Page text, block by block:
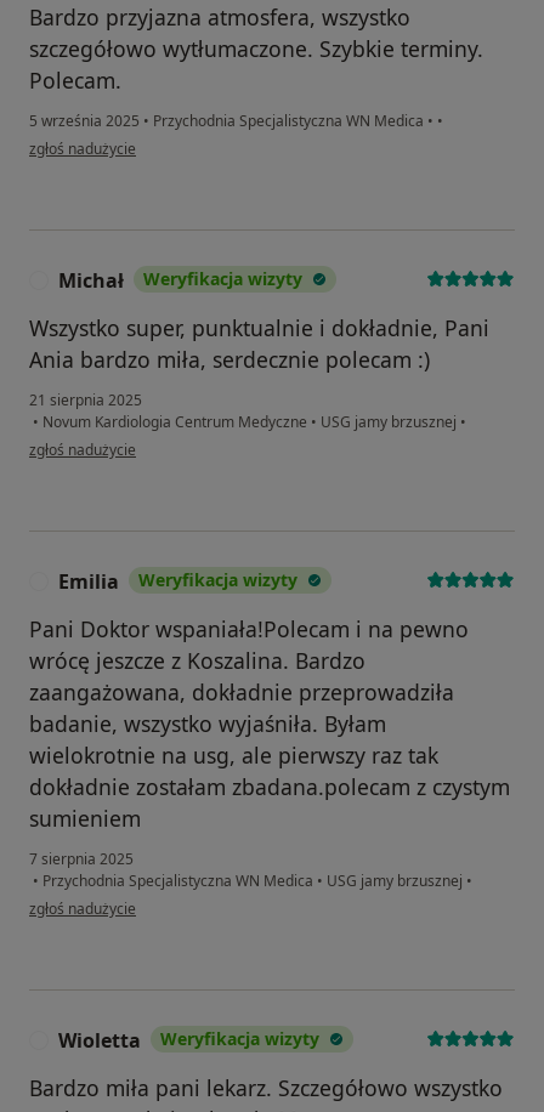
Bardzo przyjazna atmosfera, wszystko
szczegółowo wytłumaczone. Szybkie terminy.
Polecam.
5 września 2025 • Przychodnia Specjalistyczna WN Medica • •
w opinii użytkownika Michał
zgłoś nadużycie
Michał Weryfikacja wizyty
Wszystko super, punktualnie i dokładnie, Pani
Ania bardzo miła, serdecznie polecam :)
21 sierpnia 2025
• Novum Kardiologia Centrum Medyczne • USG jamy brzusznej •
w opinii użytkownika Michał
zgłoś nadużycie
Emilia Weryfikacja wizyty
Pani Doktor wspaniała!Polecam i na pewno
wrócę jeszcze z Koszalina. Bardzo
zaangażowana, dokładnie przeprowadziła
badanie, wszystko wyjaśniła. Byłam
wielokrotnie na usg, ale pierwszy raz tak
dokładnie zostałam zbadana.polecam z czystym
sumieniem
7 sierpnia 2025
• Przychodnia Specjalistyczna WN Medica • USG jamy brzusznej •
w opinii użytkownika Emilia
zgłoś nadużycie
Wioletta Weryfikacja wizyty
Bardzo miła pani lekarz. Szczegółowo wszystko